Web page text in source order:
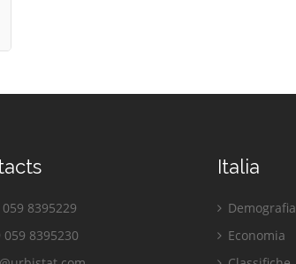
059 8395229
059 8395230
Italia
Demografia
Economia